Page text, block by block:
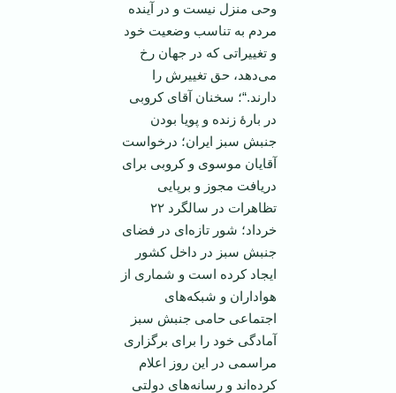
وحی منزل نیست و در آینده
مردم به تناسب وضعیت خود
و تغییراتی که در جهان رخ
می‌دهد، حق تغییرش را
دارند.“؛ سخنان آقای کروبی
در بارۀ زنده و پویا بودن
جنبش سبز ایران؛ درخواست
آقایان موسوی و کروبی برای
دریافت مجوز و برپایی
تظاهرات در سالگرد ۲۲
خرداد؛ شور تازه‌ای در فضای
جنبش سبز در داخل کشور
ایجاد کرده است و شماری از
هواداران و شبکه‌های
اجتماعی حامی جنبش سبز
آمادگی خود را برای برگزاری
مراسمی در این روز اعلام
کرده‌اند و رسانه‌های دولتی